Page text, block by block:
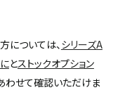
については、 シリーズA
とストックオプション
わせて確認いただけま